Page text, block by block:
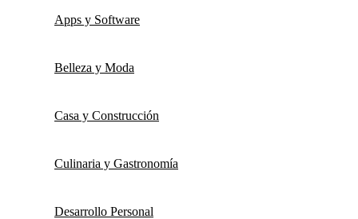
Apps y Software
Belleza y Moda
Casa y Construcción
Culinaria y Gastronomía
Desarrollo Personal